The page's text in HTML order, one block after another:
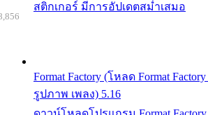
สติกเกอร์ มีการอัปเดตสม่ำเสมอ
Format Factory (โหลด Format
รูปภาพ เพลง) 5.16